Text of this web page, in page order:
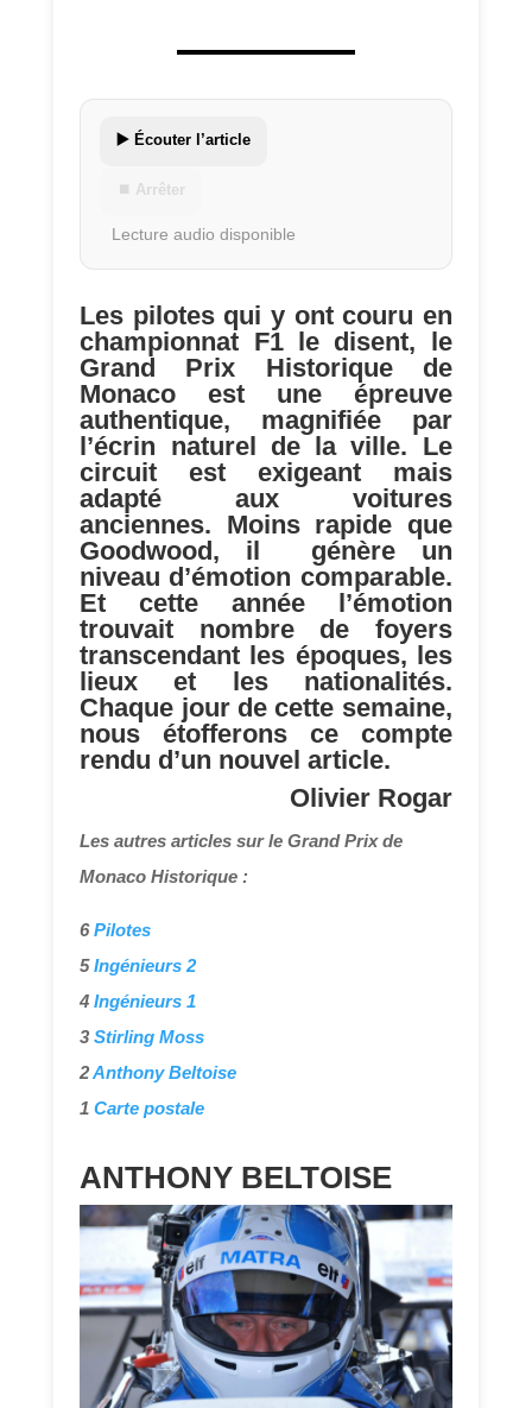
▶️ Écouter l’article
⏹ Arrêter
Lecture audio disponible
Les pilotes qui y ont couru en
championnat F1 le disent, le
Grand Prix Historique de
Monaco est une épreuve
authentique, magnifiée par
l’écrin naturel de la ville. Le
circuit est exigeant mais
adapté aux voitures
anciennes. Moins rapide que
Goodwood, il génère un
niveau d’émotion comparable.
Et cette année l’émotion
trouvait nombre de foyers
transcendant les époques, les
lieux et les nationalités.
Chaque jour de cette semaine,
nous étofferons ce compte
rendu d’un nouvel article.
Olivier Rogar
Les autres articles sur le Grand Prix de
Monaco Historique :
6Pilotes
5Ingénieurs 2
4Ingénieurs 1
3Stirling Moss
2Anthony Beltoise
1Carte postale
ANTHONY BELTOISE